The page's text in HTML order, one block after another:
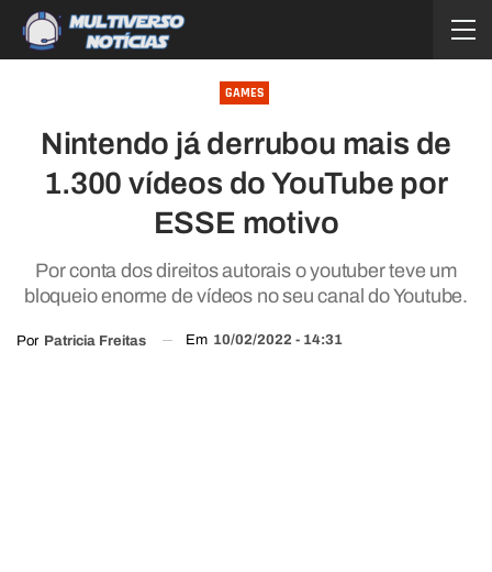
GAMES
Nintendo já derrubou mais de
1.300 vídeos do YouTube por
ESSE motivo
Por conta dos direitos autorais o youtuber teve um
bloqueio enorme de vídeos no seu canal do Youtube.
Por Patricia Freitas Em 10/02/2022 - 14:31